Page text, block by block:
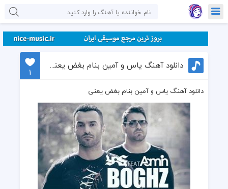
دانلود آهنگ یاس و آمین بنام بغض یعنی
1
دانلود آهنگ یاس و آمین بنام بغض یعنی